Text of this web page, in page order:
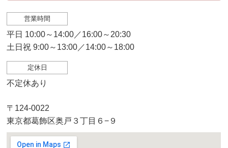
営業時間
平日 10:00～14:00／16:00～20:30
土日祝 9:00～13:00／14:00～18:00
定休日
不定休あり
〒124-0022
東京都葛飾区奥戸３丁目６−９